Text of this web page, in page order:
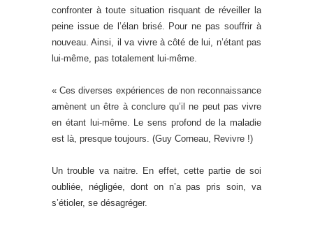
confronter à toute situation risquant de réveiller la
peine issue de l’élan brisé. Pour ne pas souffrir à
nouveau. Ainsi, il va vivre à côté de lui, n’étant pas
lui-même, pas totalement lui-même.
« Ces diverses expériences de non reconnaissance
amènent un être à conclure qu’il ne peut pas vivre
en étant lui-même. Le sens profond de la maladie
est là, presque toujours. (Guy Corneau, Revivre !)
Un trouble va naitre. En effet, cette partie de soi
oubliée, négligée, dont on n’a pas pris soin, va
s’étioler, se désagréger.